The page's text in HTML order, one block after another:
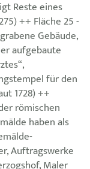
Reste eines
++ Fläche 25 -
Gebäude,
aufgebaute
für den
1728) ++
römischen
haben als
Auftragswerke
Maler